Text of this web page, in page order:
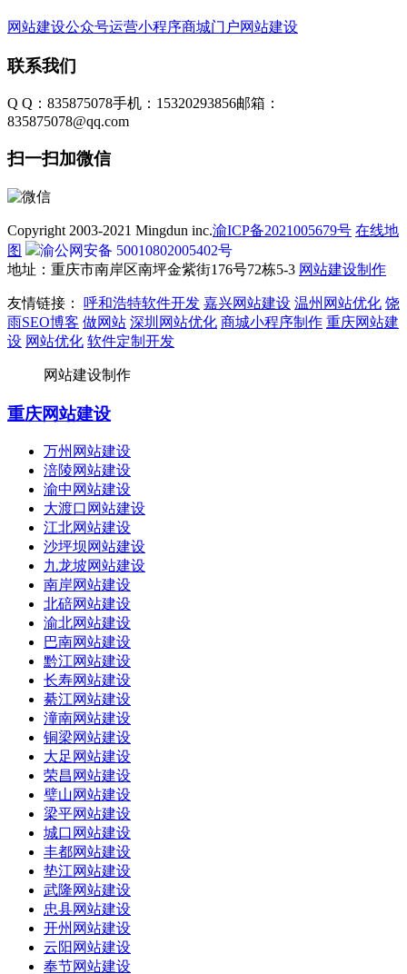
网站建设公众号运营小程序商城门户网站建设
联系我们
Q Q：835875078手机：15320293856邮箱：
835875078@qq.com
扫一扫加微信
Copyright 2003-2021 Mingdun inc.渝ICP备2021005679号 在线地
图
渝公网安备 50010802005402号
地址：重庆市南岸区南坪金紫街176号72栋5-3 网站建设制作
友情链接： 呼和浩特软件开发 嘉兴网站建设 温州网站优化 饶
雨SEO博客 做网站 深圳网站优化 商城小程序制作 重庆网站建
设 网站优化 软件定制开发
网站建设制作
重庆网站建设
万州网站建设
涪陵网站建设
渝中网站建设
大渡口网站建设
江北网站建设
沙坪坝网站建设
九龙坡网站建设
南岸网站建设
北碚网站建设
渝北网站建设
巴南网站建设
黔江网站建设
长寿网站建设
綦江网站建设
潼南网站建设
铜梁网站建设
大足网站建设
荣昌网站建设
璧山网站建设
梁平网站建设
城口网站建设
丰都网站建设
垫江网站建设
武隆网站建设
忠县网站建设
开州网站建设
云阳网站建设
奉节网站建设